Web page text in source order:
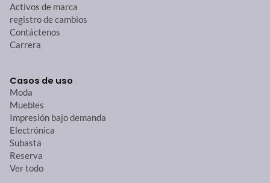
Activos de marca
registro de cambios
Contáctenos
Carrera
Casos de uso
Moda
Muebles
Impresión bajo demanda
Electrónica
Subasta
Reserva
Ver todo